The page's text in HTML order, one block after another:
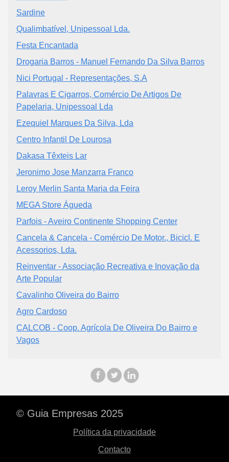
Sardine
Qualimbatível, Unipessoal Lda.
Festa Encantada
Drogaria Barros - Manuel Fernando Da Silva Barros
Nici Portugal - Representações, S.A
Palavras E Cigarros, Comércio De Artigos De
Papelaria, Unipessoal Lda
Ezequiel Marques Da Silva, Lda
Centro Infantil De Lourosa
Dakasa Têxteis Lar
Jeronimo Jose Manzarra Franco
Leroy Merlin Santa Maria da Feira
MEGA Store Águeda
Parfois - Aveiro Continente Shopping Center
Cancela & Cancela - Comércio De Motor., Bicicl. E
Acessorios, Lda.
Reinventar - Associação Recreativa e Inovação da
Arte Popular
Cavalinho Oliveira do Bairro
Agro Cardoso
CALCOB - Coop. Agrícola De Oliveira Do Bairro e
Vagos
© Guia Empresas 2025
Política da privacidade
Contacto